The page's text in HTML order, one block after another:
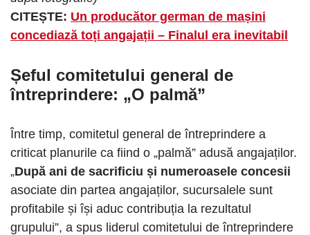
CITEȘTE: Un producător german de mașini
concediază toți angajații – Finalul era inevitabil
Șeful comitetului general de
întreprindere: „O palmă”
Între timp, comitetul general de întreprindere a
criticat planurile ca fiind o „palmă” adusă angajaților.
„După ani de sacrificiu și numeroasele concesii
asociate din partea angajaților, sucursalele sunt
profitabile și își aduc contribuția la rezultatul
grupului”, a spus liderul comitetului de întreprindere